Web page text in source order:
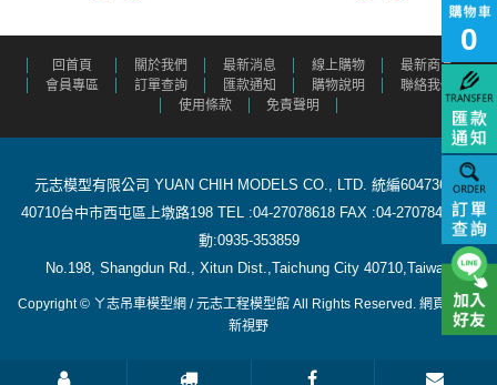
回首頁 關於我們 最新消息 線上購物
最新商品
會員專區
訂單查詢 匯款通知 購物說明
聯絡我們
使用條款
免責聲明
元志模型有限公司 YUAN CHIH MODELS CO., LTD. 統編60473615
40710台中市西屯區上墩路198 TEL :04-27078618 FAX :04-27078488 行
動:0935-353859
​ No.198, Shangdun Rd., Xitun Dist.,Taichung City 40710,Taiwan
Copyright © ㄚ志吊車模型網 / 元志工程模型館 All Rights Reserved. 網頁設計:
新視野
0